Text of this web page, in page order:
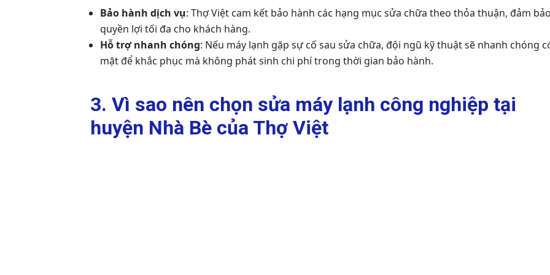
Bảo hành dịch vụ: Thợ Việt cam kết bảo hành các hạng mục sửa chữa theo thỏa thuận, đảm
quyền lợi tối đa cho khách hàng.
Hỗ trợ nhanh chóng: Nếu máy lạnh gặp sự cố sau sửa chữa, đội ngũ kỹ thuật sẽ nhanh chóng
mặt để khắc phục mà không phát sinh chi phí trong thời gian bảo hành.
3. Vì sao nên chọn sửa máy lạnh công nghiệp tại
huyện Nhà Bè của Thợ Việt